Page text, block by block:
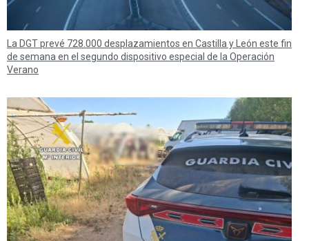
La DGT prevé 728.000 desplazamientos en Castilla y León este fin
de semana en el segundo dispositivo especial de la Operación
Verano